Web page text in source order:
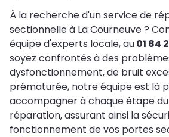
À la recherche d'un service de
sectionnelle à La Courneuve ?
équipe d'experts locale, au01 84
soyez confrontés à des
dysfonctionnement, de bruit
prématurée, notre équipe est là
accompagner à chaque étape
réparation, assurant ainsi la
fonctionnement de vos portes